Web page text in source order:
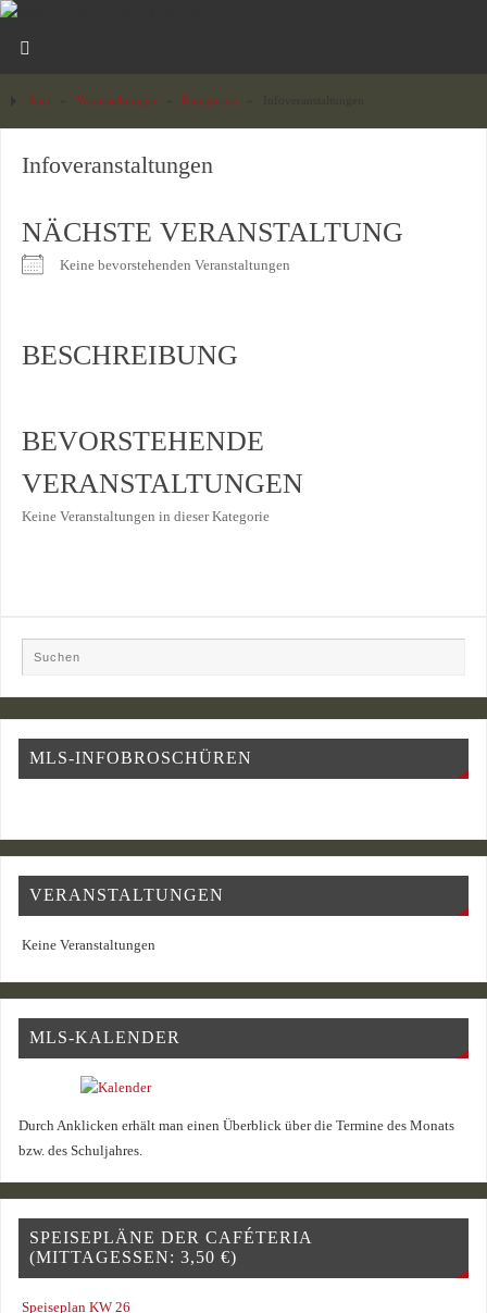
Start Veranstaltungen Kategorien
Infoveranstaltungen
NÄCHSTE VERANSTALTUNG
Keine bevorstehenden Veranstaltungen
BESCHREIBUNG
BEVORSTEHENDE
VERANSTALTUNGEN
Keine Veranstaltungen in dieser Kategorie
MLS-INFOBROSCHÜREN
VERANSTALTUNGEN
Keine Veranstaltungen
MLS-KALENDER
Durch Anklicken erhält man einen Überblick über die Termine des Monats
bzw. des Schuljahres.
SPEISEPLÄNE DER CAFÉTERIA
(MITTAGESSEN: 3,50 €)
Speiseplan KW 26